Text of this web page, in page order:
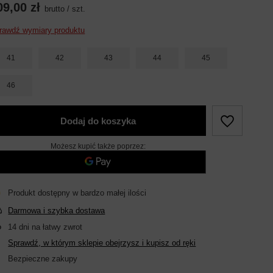
zł brutto /szt.
wymiary produktu
41 42 43 44 45
46
Dodaj do koszyka
Możesz kupić także poprzez:
Produkt dostępny w bardzo małej ilości
Darmowa i szybka dostawa
14 dni na łatwy zwrot
Sprawdź, w którym sklepie obejrzysz i kupisz od ręki
Bezpieczne zakupy